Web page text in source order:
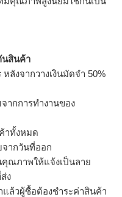
นสินค้า
ลังจากวางเงินมัดจำ 50%
ากการทำงานของ
าทั้งหมด
จากวันที่ออก
ณภาพให้แจ้งเป็นลาย
ง
ล้วผู้ซื้อต้องชำระค่าสินค้า